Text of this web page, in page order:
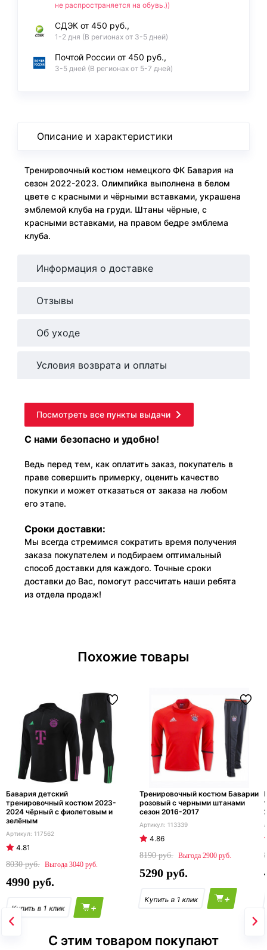
не распространяется на обувь.))
СДЭК от 450 руб.,
1-2 дня (В регионах от 3-5 дней)
Почтой России от 450 руб.,
3-5 дней (В регионах от 5-7 дней)
Описание и характеристики
Тренировочный костюм немецкого ФК Бавария на
сезон 2022-2023. Олимпийка выполнена в белом
цвете с красными и чёрными вставками, украшена
эмблемой клуба на груди. Штаны чёрные, с
красными вставками, на правом бедре эмблема
клуба.
Информация о доставке
Отзывы
Об уходе
Условия возврата и оплаты
Посмотреть все пункты выдачи
С нами безопасно и удобно!
Ведь перед тем, как оплатить заказ, покупатель в
праве совершить примерку, оценить качество
покупки и может отказаться от заказа на любом
его этапе.
Сроки доставки:
Мы всегда стремимся сократить время получения
заказа покупателем и подбираем оптимальный
способ доставки для каждого. Точные сроки
доставки до Вас, помогут рассчитать наши ребята
из отдела продаж!
Похожие товары
Бавария детский
тренировочный костюм 2023-
2024 чёрный с фиолетовым и
зелёным
117562
4.81
8030
3040
4990
+
Тренировочный костюм Баварии
розовый с черными штанами
сезон 2016-2017
113339
4.86
8190
2900
5290
+
С этим товаром покупают